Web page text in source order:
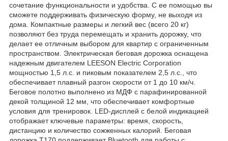
сочетание функциональности и удобства. С ее помощью вы
сможете поддерживать физическую форму, не выходя из
дома. Компактные размеры и легкий вес (всего 20 кг)
позволяют без труда перемещать и хранить дорожку, что
делает ее отличным выбором для квартир с ограниченным
пространством. Электрическая беговая дорожка оснащена
надежным двигателем LEESON Electric Corporation
мощностью 1,5 л.с. и пиковым показателем 2,5 л.с., что
обеспечивает плавный разгон скорости от 1 до 10 км/ч.
Беговое полотно выполнено из МДФ с парафинированной
декой толщиной 12 мм, что обеспечивает комфортные
условия для тренировок. LED-дисплей с белой индикацией
отображает ключевые параметры: время, скорость,
дистанцию и количество сожженных калорий. Беговая